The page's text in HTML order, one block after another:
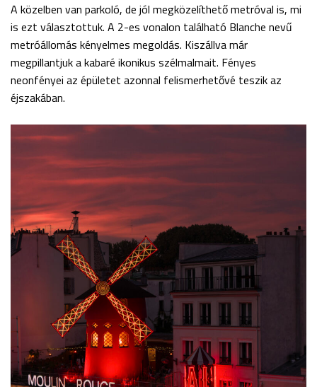
A közelben van parkoló, de jól megközelíthető metróval is, mi
is ezt választottuk. A 2-es vonalon található Blanche nevű
metróállomás kényelmes megoldás. Kiszállva már
megpillantjuk a kabaré ikonikus szélmalmait. Fényes
neonfényei az épületet azonnal felismerhetővé teszik az
éjszakában.